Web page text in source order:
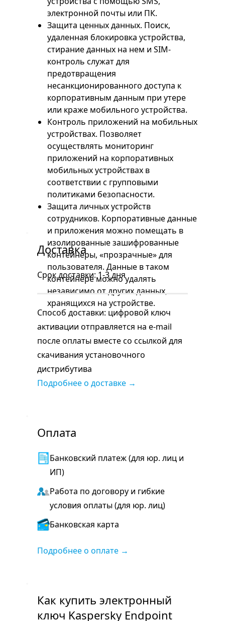
электронной почты или ПК.
Защита ценных данных. Поиск,
удаленная блокировка устройства,
стирание данных на нем и SIM-
контроль служат для
предотвращения
несанкционированного доступа к
корпоративным данным при утере
или краже мобильного устройства.
Контроль приложений на мобильных
устройствах. Позволяет
осуществлять мониторинг
приложений на корпоративных
мобильных устройствах в
соответствии с групповыми
политиками безопасности.
Защита личных устройств
сотрудников. Корпоративные данные
и приложения можно помещать в
изолированные зашифрованные
контейнеры, «прозрачные» для
пользователя. Данные в таком
контейнере можно удалять
независимо от других данных,
хранящихся на устройстве.
Доставка
Срок доставки: 1-3 дня
Способ доставки: цифровой ключ
активации отправляется на e-mail
после оплаты вместе со ссылкой для
скачивания установочного
дистрибутива
Подробнее о доставке →
Оплата
Банковский платеж (для юр. лиц и
ИП)
Работа по договору и гибкие
условия оплаты (для юр. лиц)
Банковская карта
Подробнее о оплате →
Как купить электронный
ключ Kaspersky Endpoint